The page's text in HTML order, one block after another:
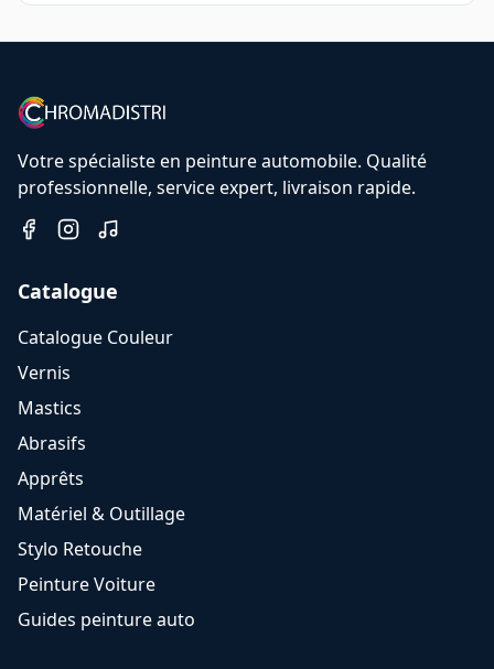
Votre spécialiste en peinture automobile. Qualité
professionnelle, service expert, livraison rapide.
Catalogue
Catalogue Couleur
Vernis
Mastics
Abrasifs
Apprêts
Matériel & Outillage
Stylo Retouche
Peinture Voiture
Guides peinture auto